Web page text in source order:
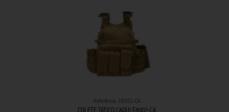
Referência: F8002-CA
COLETE TATICO CAQUI F8002-CA